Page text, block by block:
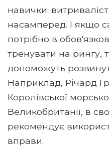
навички:
насамперед. І якщо
потрібно в
тренувати на рингу,
допоможуть
Наприклад, Річард
Королівської
Великобританії, в
рекомендує
вправи.